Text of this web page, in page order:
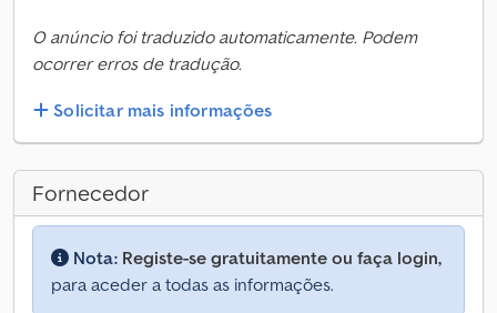
O anúncio foi traduzido automaticamente. Podem
ocorrer erros de tradução.
Solicitar mais informações
Fornecedor
Nota: Registe-se gratuitamente ou faça login,
para aceder a todas as informações.